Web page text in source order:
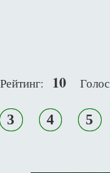
Рейтинг: 10
3 4 5